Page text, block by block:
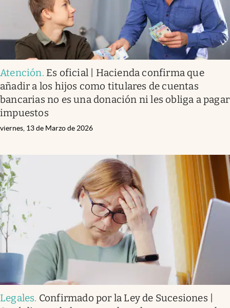
Atención. Es oficial | Hacienda confirma que
añadir a los hijos como titulares de cuentas
bancarias no es una donación ni les obliga a pagar
impuestos
viernes, 13 de Marzo de 2026
Legales. Confirmado por la Ley de Sucesiones |